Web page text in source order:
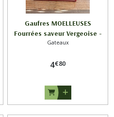
Gaufres MOELLEUSES
Fourrées saveur Vergeoise -
300g
Gateaux
4€80